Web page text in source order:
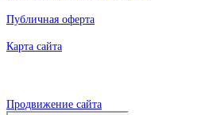
Публичная оферта
Карта сайта
Продвижение сайта